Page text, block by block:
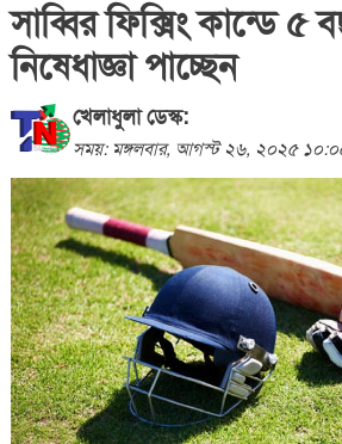
সাব্বির ফিক্সিং কান্ডে ৫
নিষেধাজ্ঞা পাচ্ছেন
খেলাধুলা ডেস্ক:
সময়: মঙ্গলবার, আগস্ট ২৬, ২০২৫